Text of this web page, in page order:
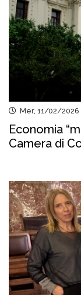
Mer, 11/02/2026
Economia
Camera di